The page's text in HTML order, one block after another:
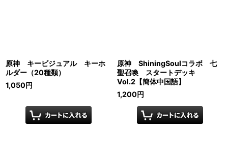
原神 キービジュアル キーホ
ルダー（20種類）
1,050円
原神 ShiningSoulコラボ 七
聖召喚 スタートデッキ
Vol.2【簡体中国語】
1,200円